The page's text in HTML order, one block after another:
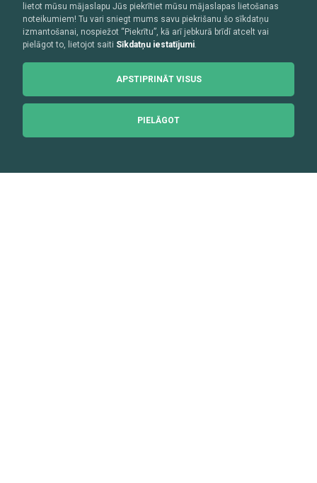
lietot mūsu mājaslapu Jūs piekrītiet mūsu mājaslapas lietošanas
noteikumiem! Tu vari sniegt mums savu piekrišanu šo sīkdatņu
izmantošanai, nospiežot “Piekrītu”, kā arī jebkurā brīdī atcelt vai
pielāgot to, lietojot saiti Sīkdatņu iestatījumi.
APSTIPRINĀT VISUS
PIELĀGOT